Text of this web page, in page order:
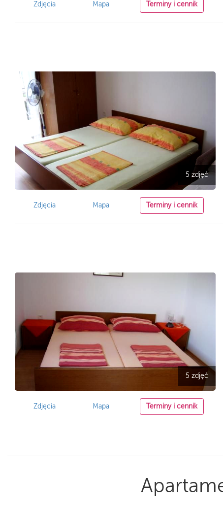
Zdjęcia Mapa Terminy i cennik
5 zdjęć
Zdjęcia Mapa Terminy i cennik
5 zdjęć
Zdjęcia Mapa Terminy i cennik